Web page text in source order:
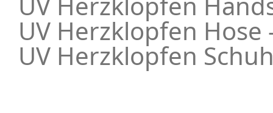
UV Herzklopfen Hose
UV Herzklopfen